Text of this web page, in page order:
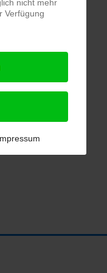
nicht mehr
Verfügung